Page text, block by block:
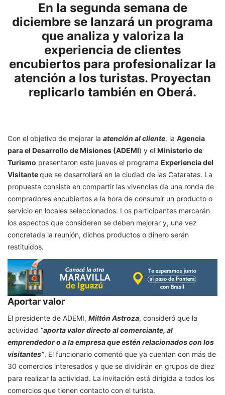
En la segunda semana de
diciembre se lanzará un programa
que analiza y valoriza la
experiencia de clientes
encubiertos para profesionalizar la
atención a los turistas. Proyectan
replicarlo también en Oberá.
Con el objetivo de mejorar la atención al cliente, la Agencia
para el Desarrollo de Misiones (ADEMI) y el Ministerio de
Turismo presentaron este jueves el programa Experiencia del
Visitanteque se desarrollará en la ciudad de las Cataratas. La
propuesta consiste en compartir las vivencias de una ronda de
compradores encubiertos a la hora de consumir un producto o
servicio en locales seleccionados. Los participantes marcarán
los aspectos que consideren se deben mejorar y, una vez
concretada la reunión, dichos productos o dinero serán
restituidos.
Aportar valor
El presidente de ADEMI, Miltón Astroza, consideró que la
actividad “aporta valor directo al comerciante, al
emprendedor o a la empresa que estén relacionados con los
visitantes”. El funcionario comentó que ya cuentan con más de
30 comercios interesados y que se dividirán en grupos de diez
para realizar la actividad. La invitación está dirigida a todos los
comercios que tienen contacto con el turista.